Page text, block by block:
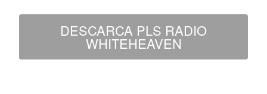
DESCARCA PLS RADIO
WHITEHEAVEN